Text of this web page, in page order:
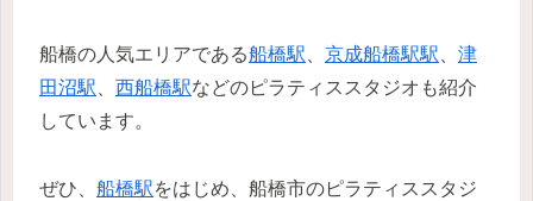
船橋の人気エリアである船橋駅、 京成船橋駅駅、 津
田沼駅、 西船橋駅などのピラティススタジオも紹介
しています。
ぜひ、 船橋駅をはじめ、船橋市のピラティススタジ